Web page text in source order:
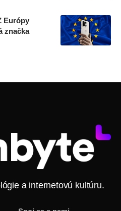
Európy
značka
a internetovú kultúru.